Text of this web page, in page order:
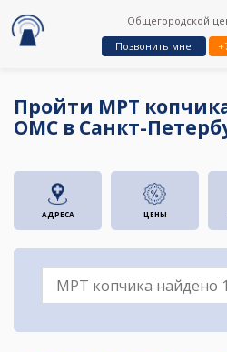
Общегородской
Позвонить мне
Пройти МРТ
ОМС в Санкт-
АДРЕСА ЦЕНЫ